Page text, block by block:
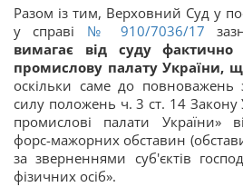
Разом із тим, Верховний Суд у
у справі № 910/7036/17
вимагає від суду фактично
промислову палату України,
оскільки саме до повноважень
силу положень ч. 3 ст. 14 Закону
промислові палати України»
форс-мажорних обставин
за зверненнями суб'єктів
фізичних осіб».